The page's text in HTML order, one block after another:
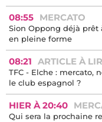
08:55 MERCATO
Sion Oppong déjà prêt
en pleine forme
08:21 ARTICLE À
TFC - Elche : mercato,
le club espagnol ?
HIER À 20:40
Qui sera la prochaine